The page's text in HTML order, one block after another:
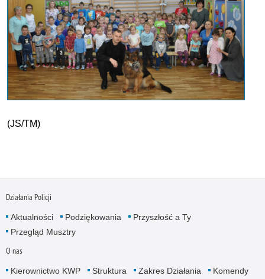
(JS/TM)
Działania Policji
Aktualności Podziękowania
Przyszłość a Ty
Przegląd Musztry
O nas
Kierownictwo KWP Struktura Zakres Działania
Komendy